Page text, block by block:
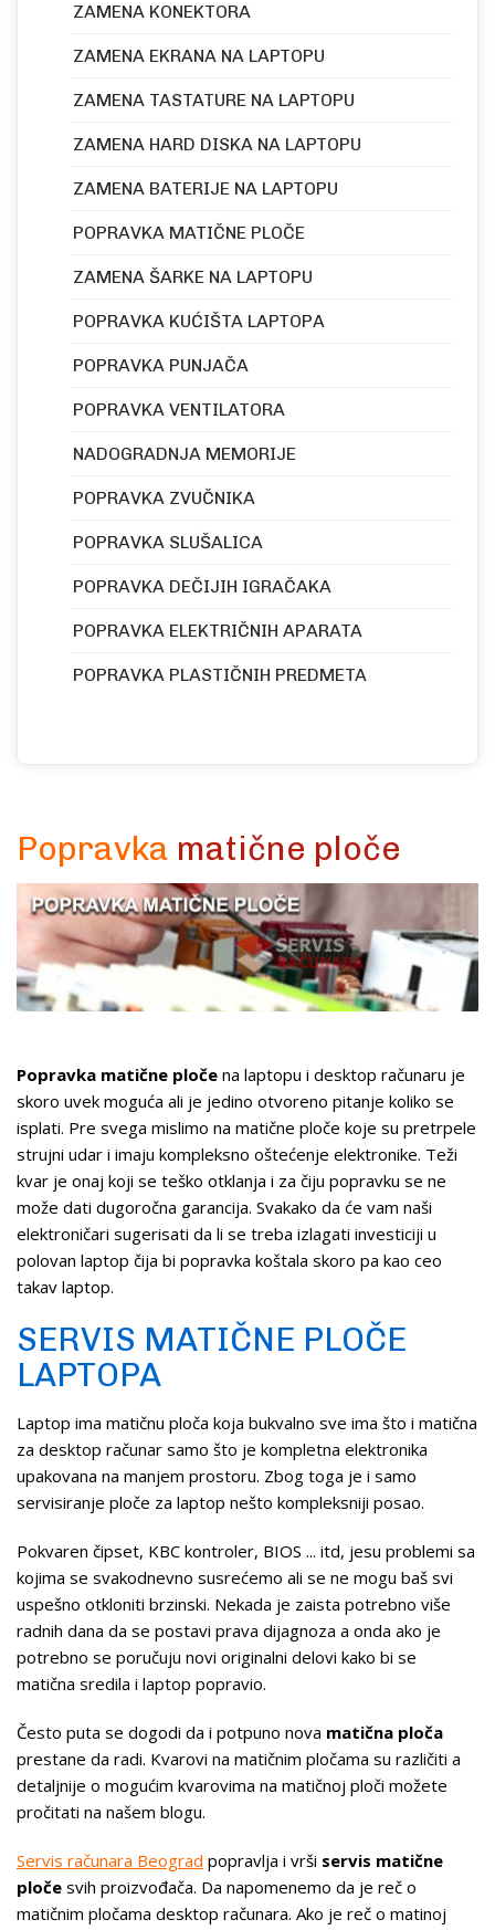
ZAMENA KONEKTORA
ZAMENA EKRANA NA LAPTOPU
ZAMENA TASTATURE NA LAPTOPU
ZAMENA HARD DISKA NA LAPTOPU
ZAMENA BATERIJE NA LAPTOPU
POPRAVKA MATIČNE PLOČE
ZAMENA ŠARKE NA LAPTOPU
POPRAVKA KUĆIŠTA LAPTOPA
POPRAVKA PUNJAČA
POPRAVKA VENTILATORA
NADOGRADNJA MEMORIJE
POPRAVKA ZVUČNIKA
POPRAVKA SLUŠALICA
POPRAVKA DEČIJIH IGRAČAKA
POPRAVKA ELEKTRIČNIH APARATA
POPRAVKA PLASTIČNIH PREDMETA
Popravka matične ploče
Popravka matične ploče na laptopu i desktop računaru je
skoro uvek moguća ali je jedino otvoreno pitanje koliko se
isplati. Pre svega mislimo na matične ploče koje su pretrpele
strujni udar i imaju kompleksno oštećenje elektronike. Teži
kvar je onaj koji se teško otklanja i za čiju popravku se ne
može dati dugoročna garancija. Svakako da će vam naši
elektroničari sugerisati da li se treba izlagati investiciji u
polovan laptop čija bi popravka koštala skoro pa kao ceo
takav laptop.
SERVIS MATIČNE PLOČE
LAPTOPA
Laptop ima matičnu ploča koja bukvalno sve ima što i matična
za desktop računar samo što je kompletna elektronika
upakovana na manjem prostoru. Zbog toga je i samo
servisiranje ploče za laptop nešto kompleksniji posao.
Pokvaren čipset, KBC kontroler, BIOS ... itd, jesu problemi sa
kojima se svakodnevno susrećemo ali se ne mogu baš svi
uspešno otkloniti brzinski. Nekada je zaista potrebno više
radnih dana da se postavi prava dijagnoza a onda ako je
potrebno se poručuju novi originalni delovi kako bi se
matična sredila i laptop popravio.
Često puta se dogodi da i potpuno nova matična ploča
prestane da radi. Kvarovi na matičnim pločama su različiti a
detaljnije o mogućim kvarovima na matičnoj ploči možete
pročitati na našem blogu.
Servis računara Beograd popravlja i vrši servis matične
ploče svih proizvođača. Da napomenemo da je reč o
matičnim pločama desktop računara. Ako je reč o matinoj